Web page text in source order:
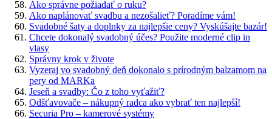
Ako správne požiadať o ruku?
Ako naplánovať svadbu a nezošalieť? Poradíme vám!
Svadobné šaty a doplnky za najlepšie ceny? Vyskúšajte bazár!
Chcete dokonalý svadobný účes? Použite moderné clip in
vlasy
Správny krok v živote
Vyzeraj vo svadobný deň dokonalo s prírodným balzamom na
pery od MARKa
Jeseň a svadby: Čo z toho vyťažiť?
Odšťavovače – nákupný radca ako vybrať ten najlepší!
Securia Pro – kamerové systémy